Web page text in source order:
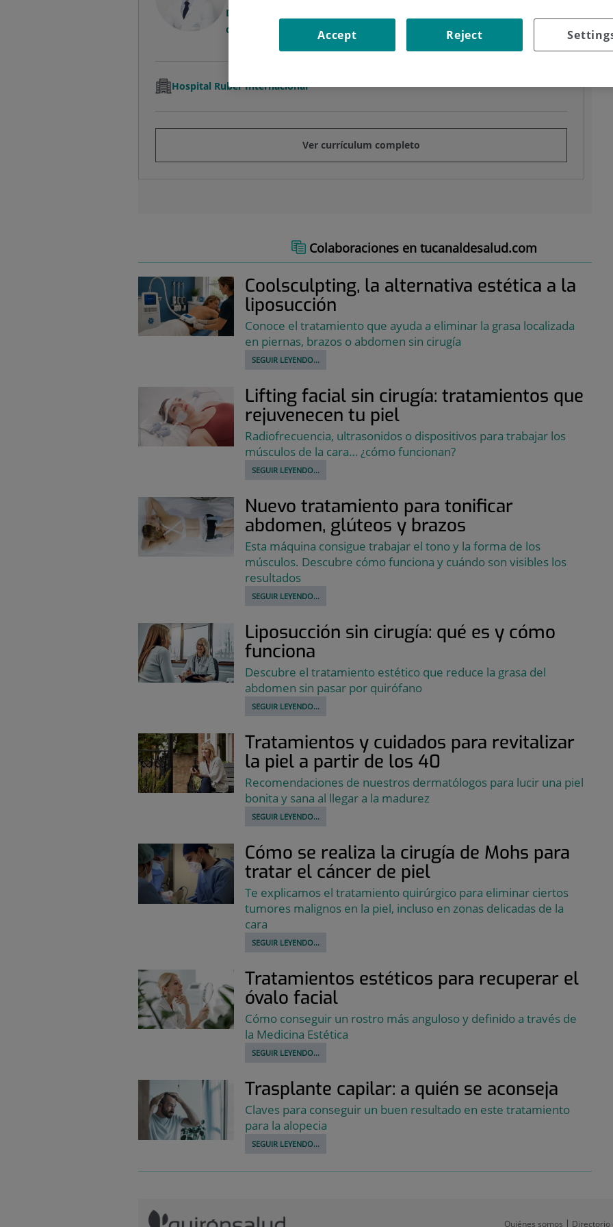
Dermatólogo Oncológico y Dermatólogo Estético. Jefe
de Equipo
Hospital Ruber Internacional
Ver currículum completo
Colaboraciones en tucanaldesalud.com
Coolsculpting, la alternativa estética a la
liposucción
Conoce el tratamiento que ayuda a eliminar la grasa localizada
en piernas, brazos o abdomen sin cirugía
SEGUIR LEYENDO...
Lifting facial sin cirugía: tratamientos que
rejuvenecen tu piel
Radiofrecuencia, ultrasonidos o dispositivos para trabajar los
músculos de la cara… ¿cómo funcionan?
SEGUIR LEYENDO...
Nuevo tratamiento para tonificar
abdomen, glúteos y brazos
Esta máquina consigue trabajar el tono y la forma de los
músculos. Descubre cómo funciona y cuándo son visibles los
resultados
SEGUIR LEYENDO...
Liposucción sin cirugía: qué es y cómo
funciona
Descubre el tratamiento estético que reduce la grasa del
abdomen sin pasar por quirófano
SEGUIR LEYENDO...
Tratamientos y cuidados para revitalizar
la piel a partir de los 40
Recomendaciones de nuestros dermatólogos para lucir una piel
bonita y sana al llegar a la madurez
SEGUIR LEYENDO...
Cómo se realiza la cirugía de Mohs para
tratar el cáncer de piel
Te explicamos el tratamiento quirúrgico para eliminar ciertos
tumores malignos en la piel, incluso en zonas delicadas de la
cara
SEGUIR LEYENDO...
Tratamientos estéticos para recuperar el
óvalo facial
Cómo conseguir un rostro más anguloso y definido a través de
la Medicina Estética
SEGUIR LEYENDO...
Trasplante capilar: a quién se aconseja
Claves para conseguir un buen resultado en este tratamiento
para la alopecia
SEGUIR LEYENDO...
Quiénes somos Directorio
Reject
Accept